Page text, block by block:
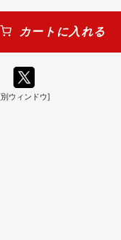
カートに入れる
ウィンドウ]